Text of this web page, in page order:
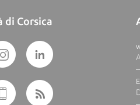
di Corsica